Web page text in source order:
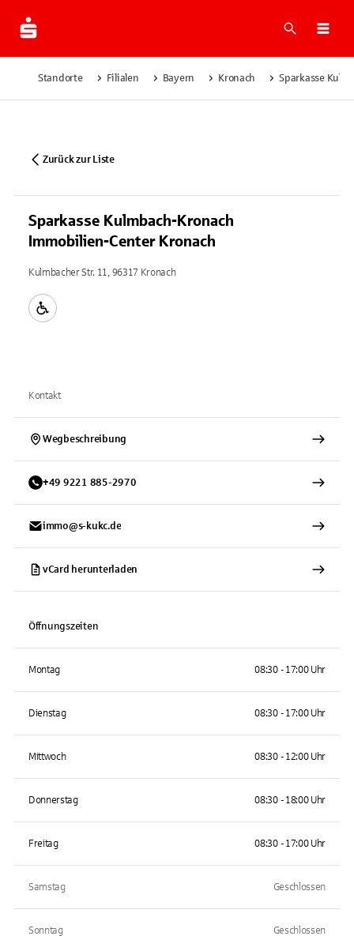
Suche
Standorte Filialen Bayern Kronach Sparkasse
Zurück zur Liste
Sparkasse Kulmbach-Kronach
Immobilien-Center Kronach
Kulmbacher Str. 11, 96317 Kronach
Kontakt
Wegbeschreibung
+49 9221 885-2970
immo@s-kukc.de
vCard herunterladen
Öffnungszeiten
Montag 08:30 - 17:00 Uhr
Dienstag 08:30 - 17:00 Uhr
Mittwoch 08:30 - 12:00 Uhr
Donnerstag 08:30 - 18:00 Uhr
Freitag 08:30 - 17:00 Uhr
Samstag Geschlossen
Sonntag Geschlossen